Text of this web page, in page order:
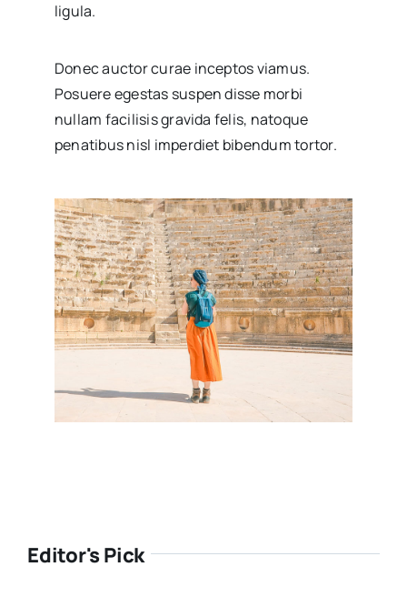
ligula.
Donec auctor curae inceptos viamus.
Posuere egestas suspen disse morbi
nullam facilisis gravida felis, natoque
penatibus nisl imperdiet bibendum tortor.
Editor's Pick